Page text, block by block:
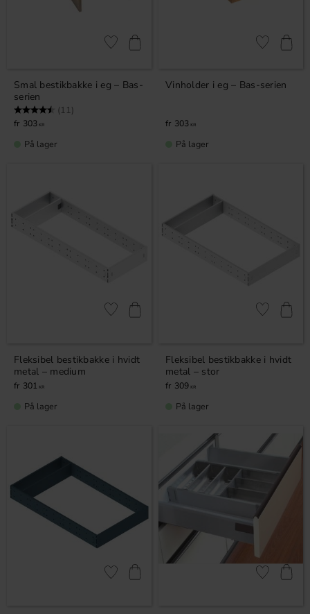
Smal bestikbakke i eg – Bas-
serien
Vurdering: (11)
303 KR
Gem som favorit
På lager
Vinholder i eg – Bas-serien
303 KR
Gem som
På lager
Fleksibel bestikbakke i hvidt
metal – medium
301 KR
Gem som favorit
På lager
Fleksibel bestikbakke i hvidt
metal – stor
309 KR
Gem som
På lager
Gem som favorit Gem som